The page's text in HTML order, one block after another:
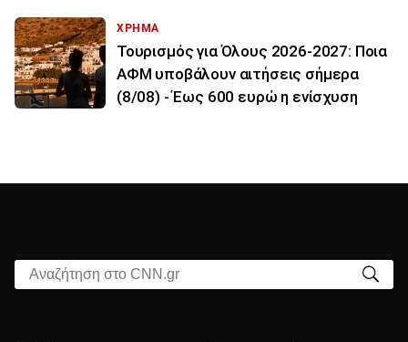
ΧΡΗΜΑ
Τουρισμός για Όλους 2026-2027: Ποια
ΑΦΜ υποβάλουν αιτήσεις σήμερα
(8/08) - Έως 600 ευρώ η ενίσχυση
Αναζήτηση στο CNN.gr